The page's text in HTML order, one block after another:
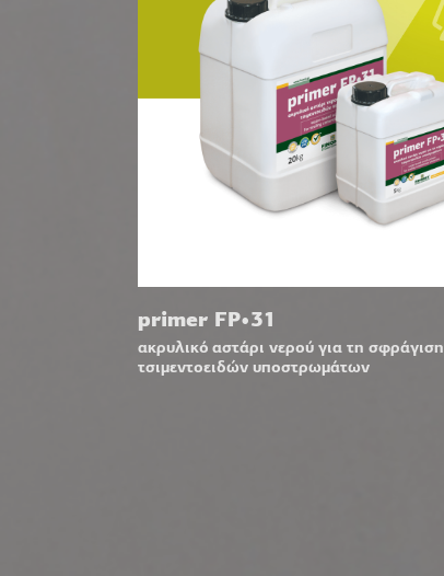
primer FP•31
ακρυλικό αστάρι νερού για τη σφράγιση
τσιμεντοειδών υποστρωμάτων